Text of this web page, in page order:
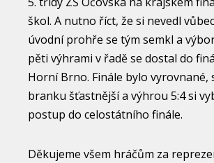
škol. A nutno říct, že si nevedl
úvodní prohře se tým semkl a
pěti výhrami v řadě se dostal do
Horní Brno. Finále bylo vyrovnané,
branku šťastnější a výhrou 5:4 si
postup do celostátního finále.
Děkujeme všem hráčům za